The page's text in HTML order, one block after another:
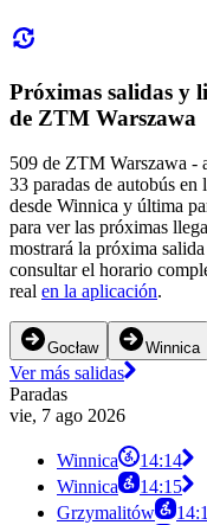
Próximas salidas y
de ZTM Warszawa
509 de ZTM Warszawa -
33 paradas de autobús
desde Winnica y última
para ver las próximas
mostrará la próxima
consultar el horario
real en la aplicación.
Gocław Winnica
Ver más salidas
Paradas
vie, 7 ago 2026
Winnica
14:14
Winnica
14:15
Grzymalitów